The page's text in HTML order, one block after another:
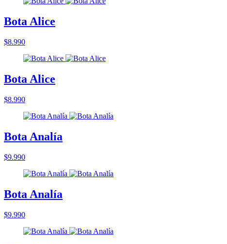
Bota Alice
$8.990
Bota Alice
$8.990
Bota Analía
$9.990
Bota Analía
$9.990